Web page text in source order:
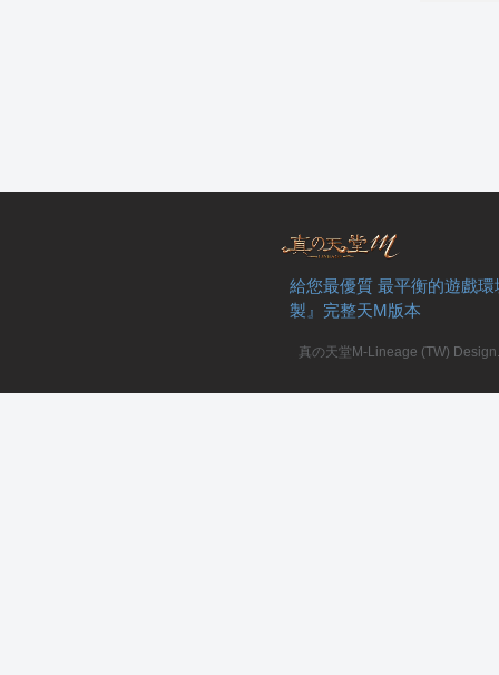
給您最優質 最平衡的遊戲
製』完整天M版本
真の天堂M-Lineage (TW)